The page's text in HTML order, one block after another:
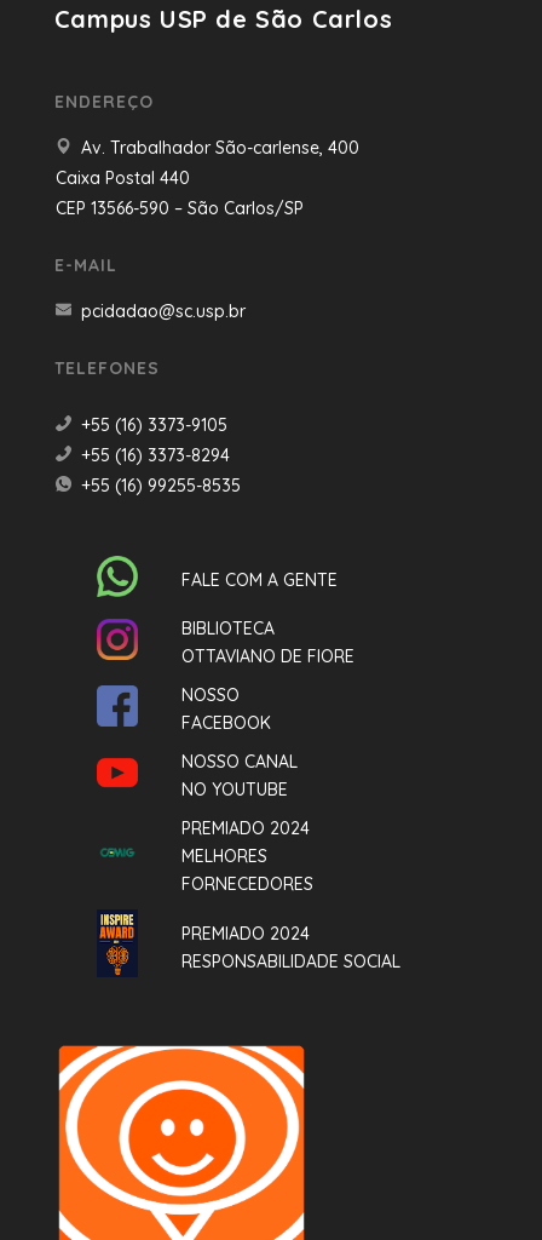
Campus USP de São Carlos
ENDEREÇO
Av. Trabalhador São-carlense, 400
Caixa Postal 440
CEP 13566-590 – São Carlos/SP
E-MAIL
pcidadao@sc.usp.br
TELEFONES
+55 (16) 3373-9105
+55 (16) 3373-8294
+55 (16) 99255-8535
FALE COM A GENTE
BIBLIOTECA
OTTAVIANO DE FIORE
NOSSO
FACEBOOK
NOSSO CANAL
NO YOUTUBE
PREMIADO 2024
MELHORES
FORNECEDORES
PREMIADO 2024
RESPONSABILIDADE SOCIAL